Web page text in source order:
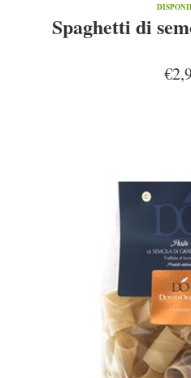
Spaghetti di